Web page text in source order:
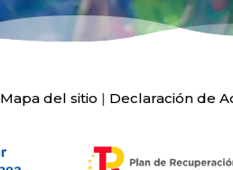
Mapa del sitio | Declaración de